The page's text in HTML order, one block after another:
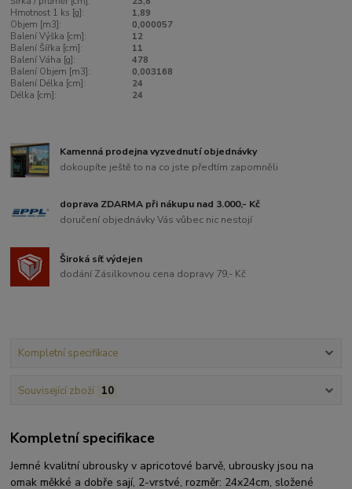
Hmotnost 1 ks [g]:
1,89
Objem [m3]:
0,000057
Balení Výška [cm]:
12
Balení Šířka [cm]:
11
Balení Váha [g]:
478
Balení Objem [m3]:
0,003168
Balení Délka [cm]:
24
Délka [cm]:
24
Kamenná prodejna vyzvednutí objednávky
dokoupíte ještě to na co jste předtím zapomněli
doprava ZDARMA při nákupu nad 3.000,- Kč
doručení objednávky Vás vůbec nic nestojí
Široká síť výdejen
dodání Zásilkovnou cena dopravy 79,- Kč
Kompletní specifikace
Související zboží 10
Kompletní specifikace
Jemné kvalitní ubrousky v apricotové barvě, ubrousky jsou na
omak měkké a dobře sají, 2-vrstvé, rozměr: 24x24cm, složené